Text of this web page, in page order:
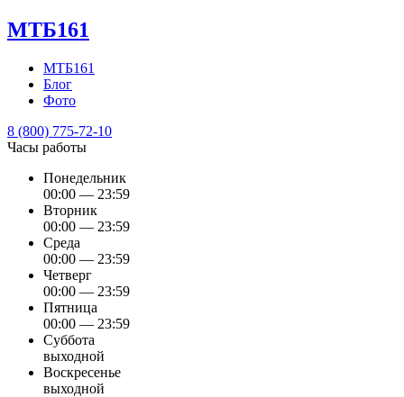
МТБ161
МТБ161
Блог
Фото
8 (800) 775-72-10
Часы работы
Понедельник
00:00 — 23:59
Вторник
00:00 — 23:59
Среда
00:00 — 23:59
Четверг
00:00 — 23:59
Пятница
00:00 — 23:59
Суббота
выходной
Воскресенье
выходной